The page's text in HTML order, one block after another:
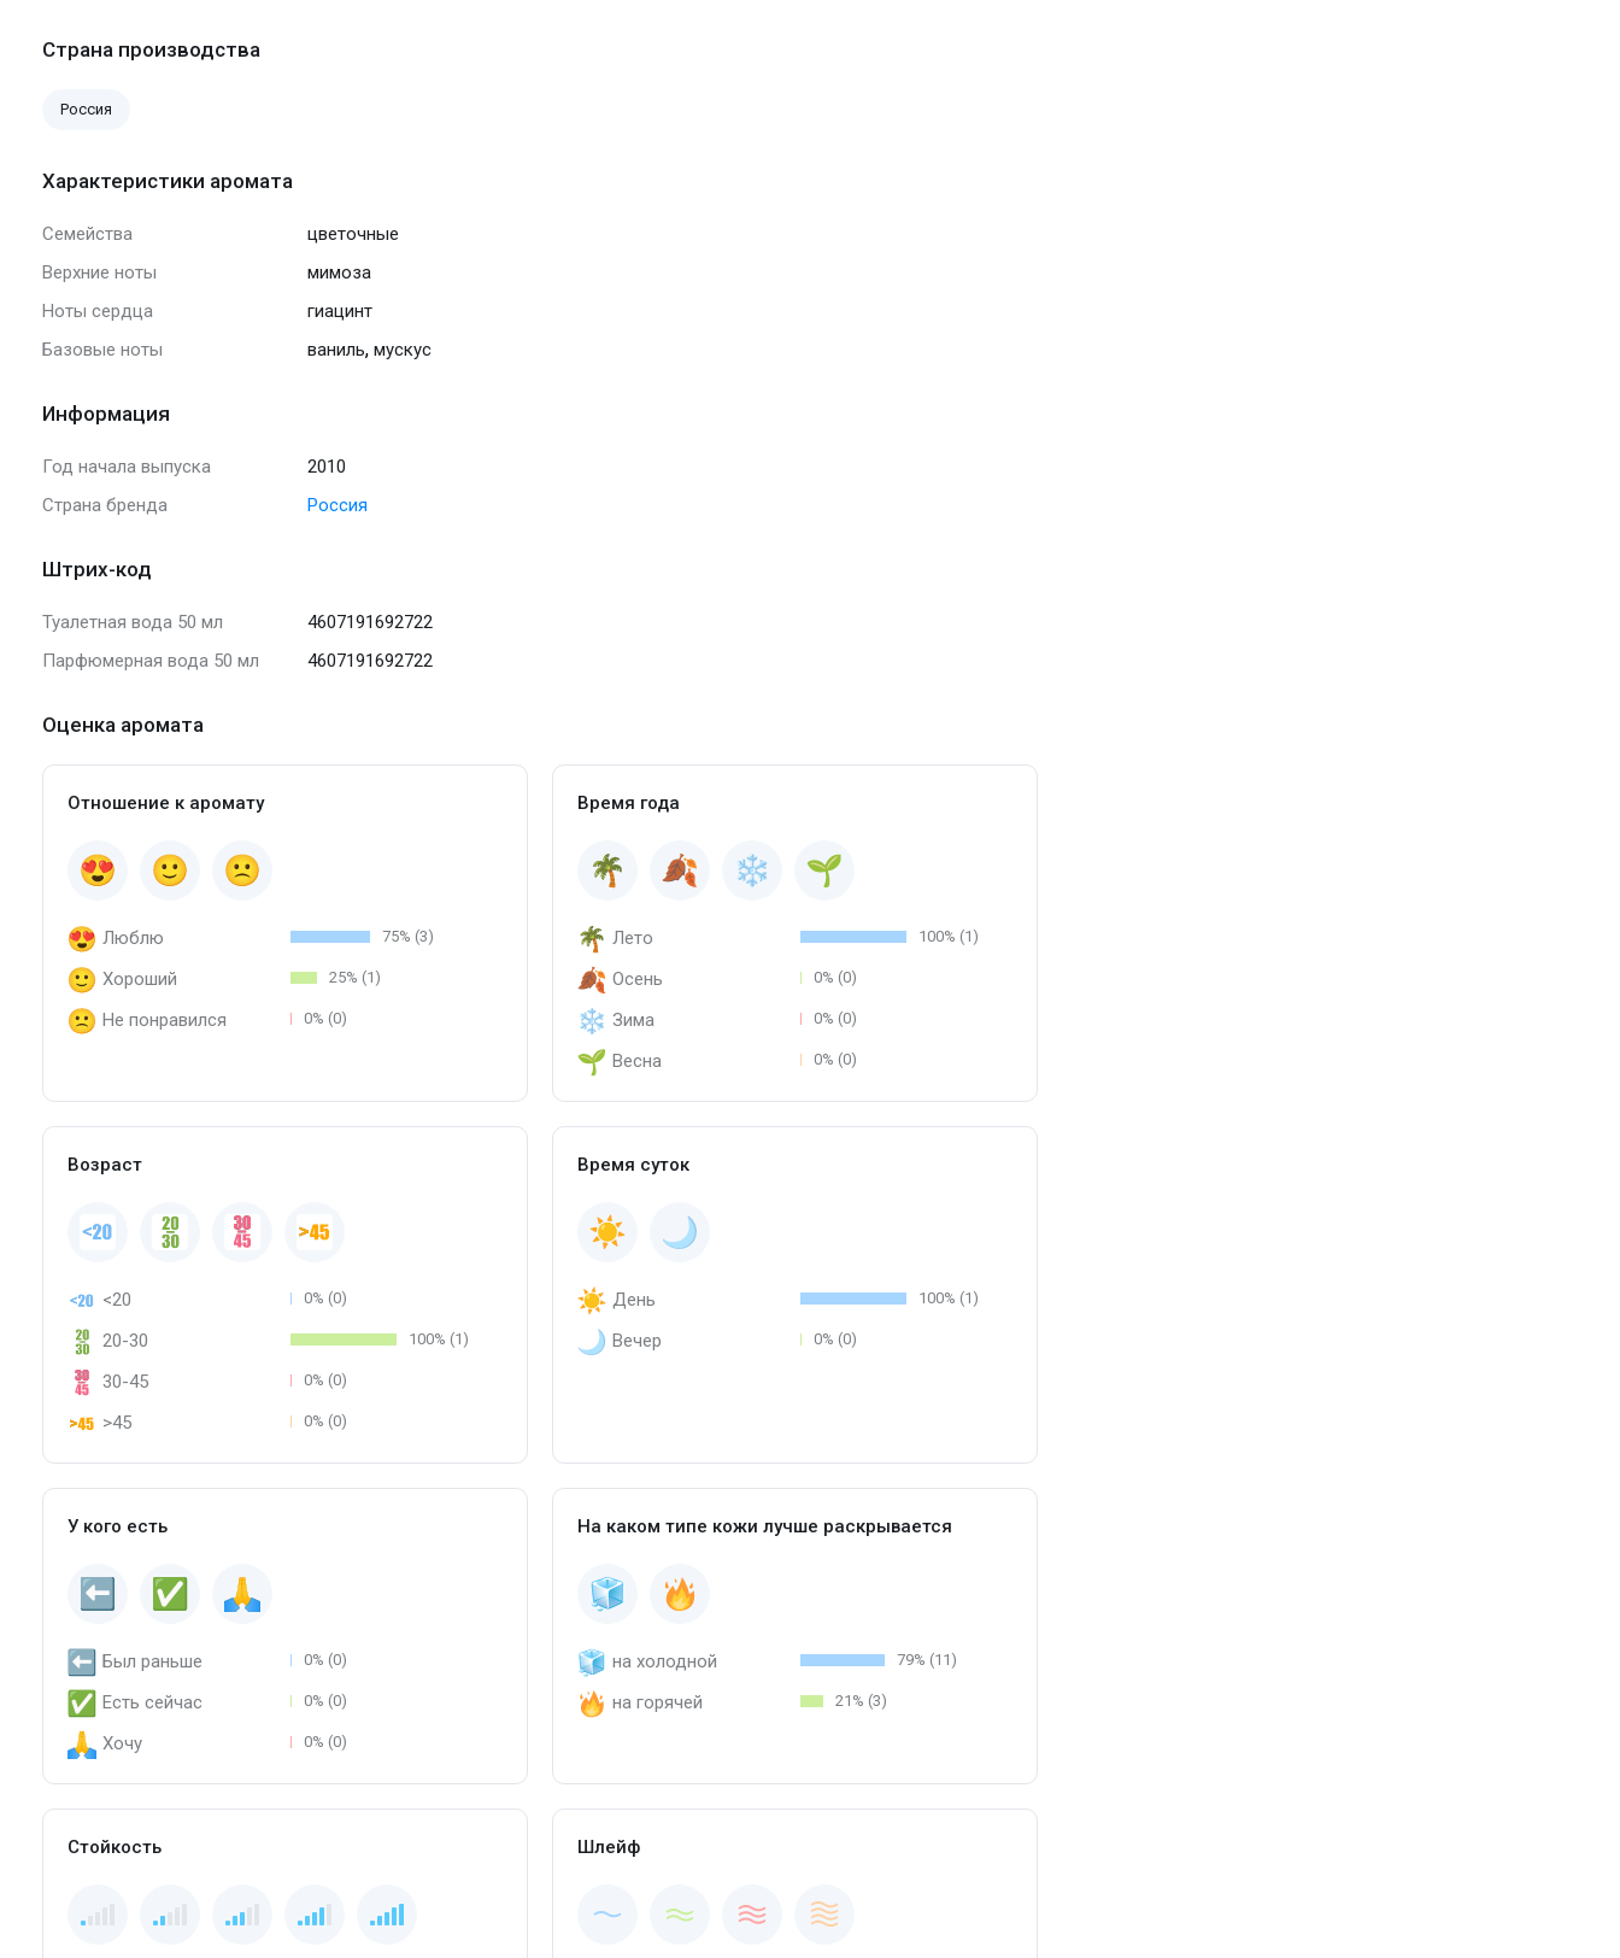
Страна производства
Россия
Характеристики аромата
Семейства
цветочные
Верхние ноты
мимоза
Ноты сердца
гиацинт
Базовые ноты
ваниль, мускус
Информация
Год начала выпуска
2010
Страна бренда
Россия
Штрих-код
Туалетная вода 50 мл
4607191692722
Парфюмерная вода 50 мл
4607191692722
Оценка аромата
Отношение к аромату
Люблю 75% (3)
Хороший 25% (1)
Не понравился 0% (0)
Время года
Лето 100% (1)
Осень 0% (0)
Зима 0% (0)
Весна 0% (0)
Возраст
<20 0% (0)
20-30 100% (1)
30-45 0% (0)
>45 0% (0)
Время суток
День 100% (1)
Вечер 0% (0)
У кого есть
Был раньше 0% (0)
Есть сейчас 0% (0)
Хочу 0% (0)
На каком типе кожи лучше раскрывается
на холодной 79% (11)
на горячей 21% (3)
Стойкость Шлейф